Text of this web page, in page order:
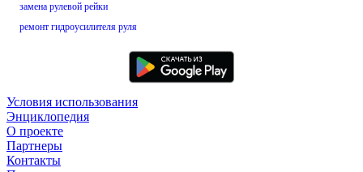
замена рулевой рейки
ремонт гидроусилителя руля
Условия использования
Энциклопедия
О проекте
Партнеры
Контакты